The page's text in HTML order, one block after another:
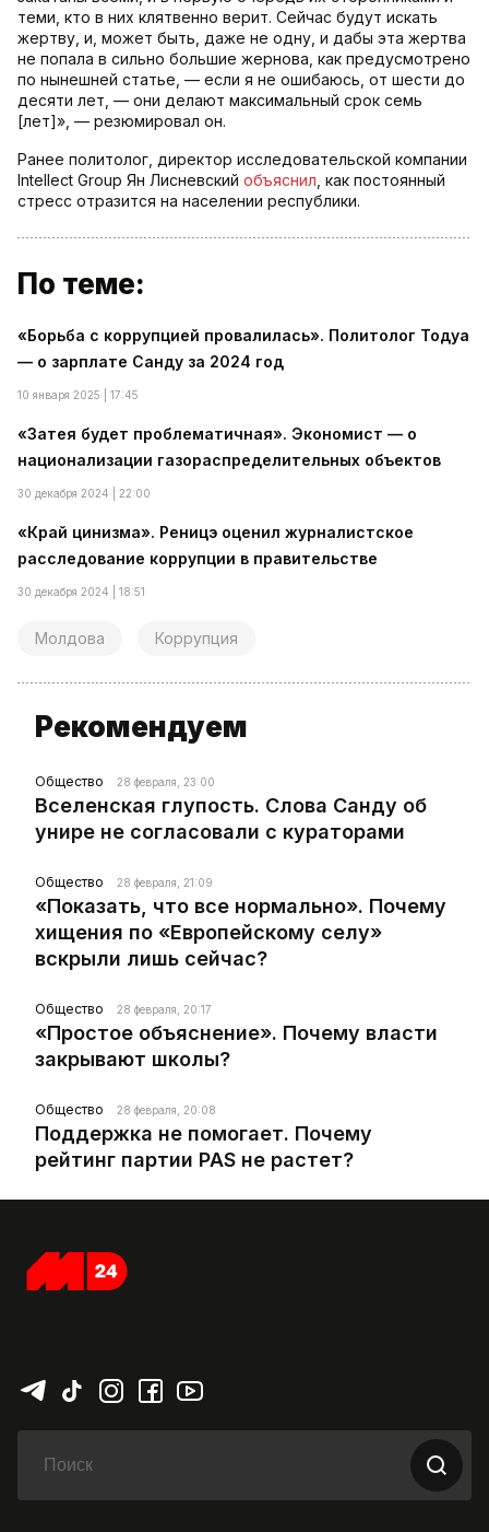
теми, кто в них клятвенно верит. Сейчас будут искать
жертву, и, может быть, даже не одну, и дабы эта жертва
не попала в сильно большие жернова, как предусмотрено
по нынешней статье, — если я не ошибаюсь, от шести до
десяти лет, — они делают максимальный срок семь
[лет]», — резюмировал он.
Ранее политолог, директор исследовательской компании
Intellect Group Ян Лисневский объяснил , как постоянный
стресс отразится на населении республики.
По теме:
«Борьба с коррупцией провалилась». Политолог Тодуа
— о зарплате Санду за 2024 год
10 января 2025 | 17:45
«Затея будет проблематичная». Экономист — о
национализации газораспределительных объектов
30 декабря 2024 | 22:00
«Край цинизма». Реницэ оценил журналистское
расследование коррупции в правительстве
30 декабря 2024 | 18:51
Молдова Коррупция
Рекомендуем
Общество 28 февраля, 23:00
Вселенская глупость. Слова Санду об
унире не согласовали с кураторами
Общество 28 февраля, 21:09
«Показать, что все нормально». Почему
хищения по «Европейскому селу»
вскрыли лишь сейчас?
Общество 28 февраля, 20:17
«Простое объяснение». Почему власти
закрывают школы?
Общество 28 февраля, 20:08
Поддержка не помогает. Почему
рейтинг партии PAS не растет?